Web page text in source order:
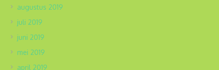
augustus 2019
juli 2019
juni 2019
mei 2019
april 2019